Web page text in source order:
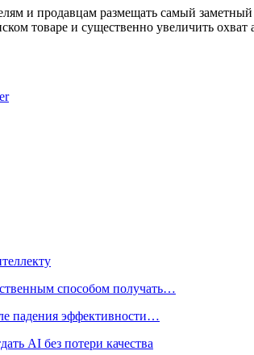
и продавцам размещать самый
товаре и существенно увеличить охват
способом получать…
падения эффективности…
AI без потери качества